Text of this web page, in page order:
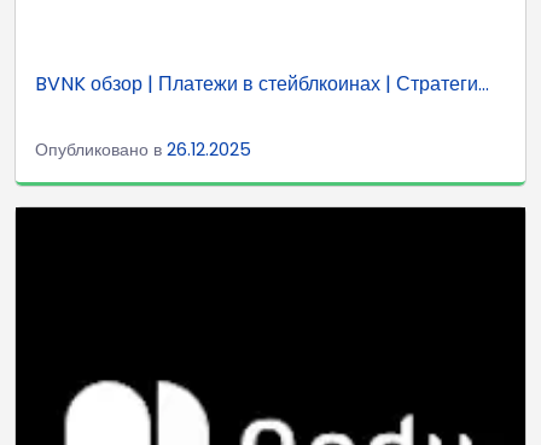
BVNK обзор | Платежи в стейблкоинах | Стратеги...
Опубликовано в 26.12.2025